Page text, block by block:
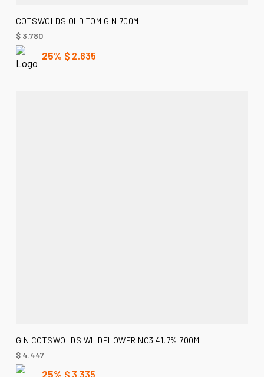
AÑADIR AL CARRITO
COTSWOLDS OLD TOM GIN 700ML
$3.780
25% $ 2.835
AÑADIR AL CARRITO
GIN COTSWOLDS WILDFLOWER NO3 41,7% 700ML
$4.447
25% $ 3.335